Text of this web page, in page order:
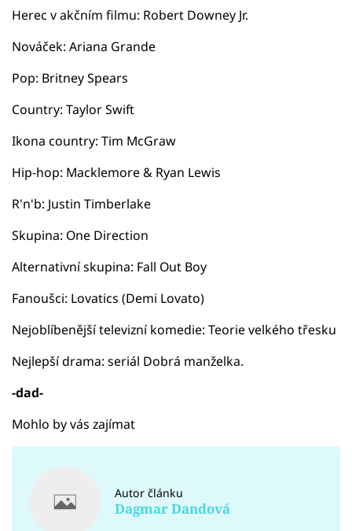
Herec v akčním filmu: Robert Downey Jr.
Nováček: Ariana Grande
Pop: Britney Spears
Country: Taylor Swift
Ikona country: Tim McGraw
Hip-hop: Macklemore & Ryan Lewis
R'n'b: Justin Timberlake
Skupina: One Direction
Alternativní skupina: Fall Out Boy
Fanoušci: Lovatics (Demi Lovato)
Nejoblíbenější televizní komedie: Teorie velkého třesku
Nejlepší drama: seriál Dobrá manželka.
-dad-
Mohlo by vás zajímat
Autor článku
Dagmar Dandová